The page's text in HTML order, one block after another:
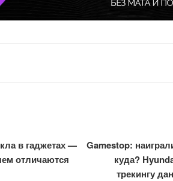
в гаджетах —
отличаются
Gamestop:
куда?
трекингу